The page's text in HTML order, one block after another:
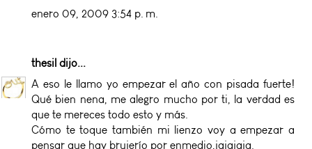
enero 09, 2009 3:54 p. m.
thesil dijo...
A eso le llamo yo empezar el año con pisada fuerte!
Qué bien nena, me alegro mucho por ti, la verdad es
que te mereces todo esto y más.
Cómo te toque también mi lienzo voy a empezar a
pensar que hay brujerío por enmedio,jajajaja.